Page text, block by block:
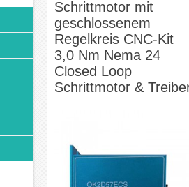
Schrittmotor mit
geschlossenem
Regelkreis CNC-Kit
3,0 Nm Nema 24
Closed Loop
Schrittmotor &